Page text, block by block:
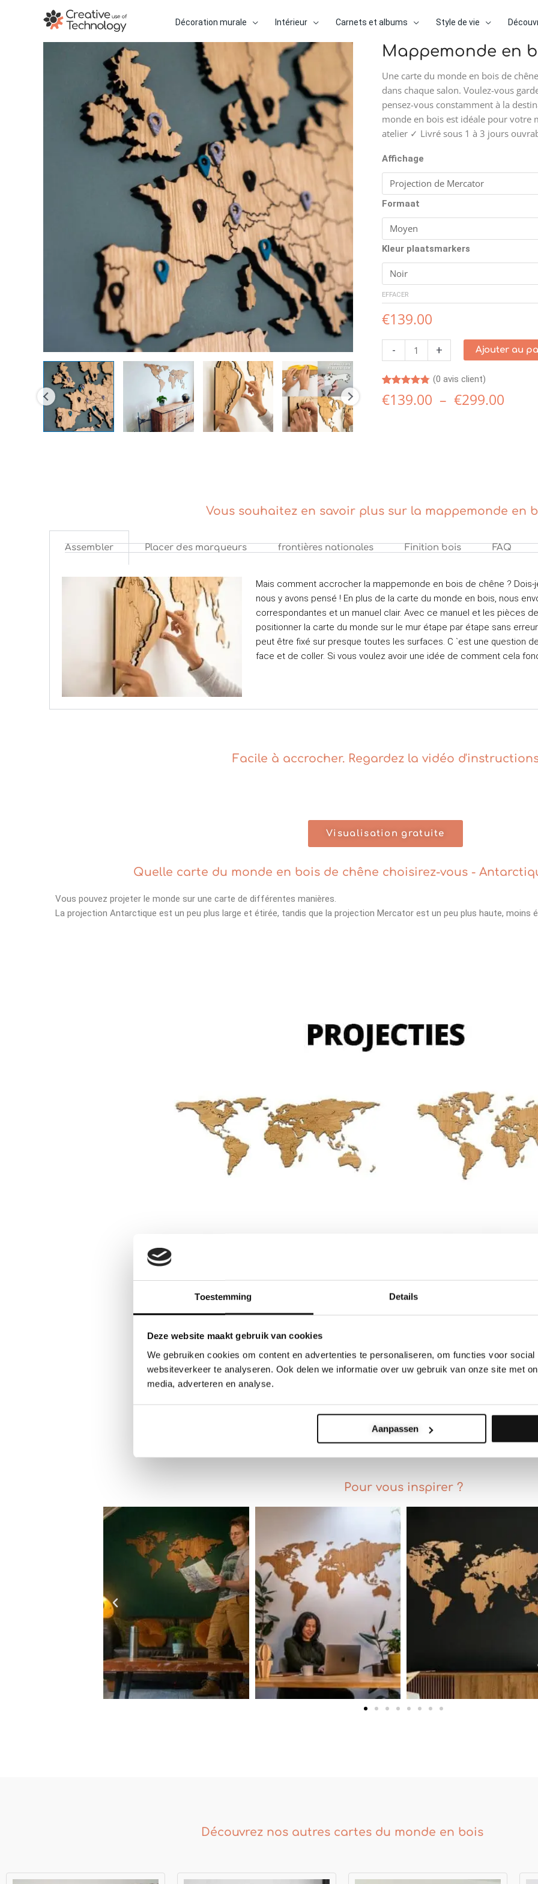
Toestemming Details
Deze website maakt gebruik van cookies
We gebruiken cookies om content en advertenties te personaliseren, om functies voor
websiteverkeer te analyseren. Ook delen we informatie over uw gebruik van onze site met
media, adverteren en analyse.
Aanpassen
Décoration murale Intérieur Carnets et albums Style de vie
Mappemonde en
Une carte du monde en bois de
dans chaque salon. Voulez-vous
pensez-vous constamment à la
monde en bois est idéale pour
atelier ✓ Livré sous 1 à 3 jours
Affichage
Formaat
Kleur plaatsmarkers
EFFACER
€139.00
-
quantité
Mappemonde
en
bois
-
Chêne
+ Ajouter au
Noté4.73
sur 5
52
(0 avis client)
€139.00 – €299.00
Plage
de
prix :
à
Vous souhaitez en savoir plus sur la mappemonde en
Assembler Placer des marqueurs frontières nationales Finition bois FAQ
Mais comment accrocher la mappemonde en bois de chêne ?
nous y avons pensé ! En plus de la carte du monde en bois, nous
correspondantes et un manuel clair. Avec ce manuel et les pièces
positionner la carte du monde sur le mur étape par étape sans
peut être fixé sur presque toutes les surfaces. C `estune question
face et de coller. Si vous voulez avoir une idée de comment cela
Facile à accrocher. Regardez la vidéo
Visualisation gratuite
Quelle carte du monde en bois de chêne choisirez-vous -
Vous pouvez projeter le monde sur une carte de différentes manières.
La projection Antarctique est un peu plus large et étirée, tandis que la projection Mercator est un peu plus haute, moins
Pour vous inspirer ?
Découvrez nos autres cartes du monde en bois
Plage
Plage
Plage